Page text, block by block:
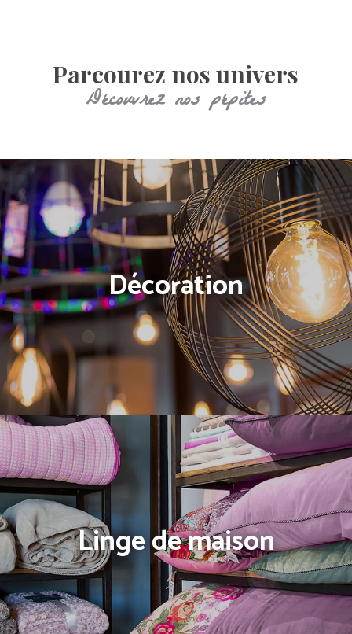
T
E
C
A
D
E
A
U
S
U
R-
M
E
S
U
R
E
Parcourez nos univers
Découvrez nos pépites
Décoration
Linge de maison